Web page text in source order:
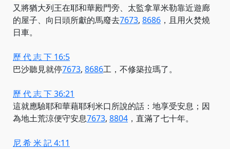
又將猶大列王在耶和華殿門旁、太監拿單米勒靠近遊廊
的屋子、向日頭所獻的馬廢去7673, 8686 ，且用火焚燒
日車。
歷 代 志 下 16:5
巴沙聽見就停7673, 8686工，不修築拉瑪了。
歷 代 志 下 36:21
這就應驗耶和華藉耶利米口所說的話：地享受安息；因
為地土荒涼便守安息7673, 8804 ，直滿了七十年。
尼 希 米 記 4:11